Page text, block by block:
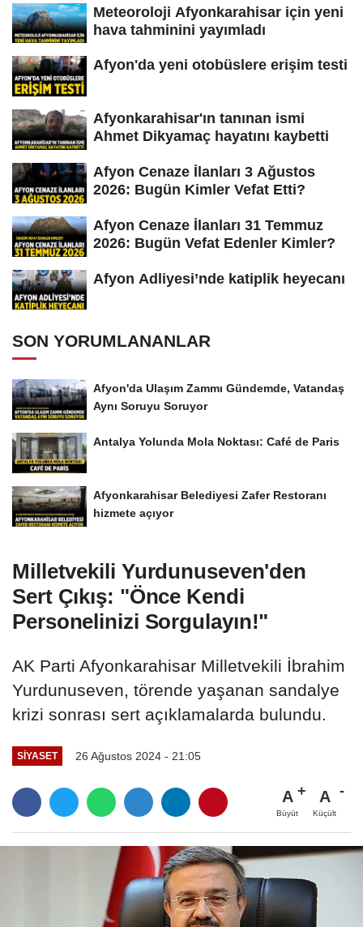
Meteoroloji Afyonkarahisar için yeni
hava tahminini yayımladı
Afyon'da yeni otobüslere erişim testi
Afyonkarahisar'ın tanınan ismi
Ahmet Dikyamaç hayatını kaybetti
Afyon Cenaze İlanları 3 Ağustos
2026: Bugün Kimler Vefat Etti?
Afyon Cenaze İlanları 31 Temmuz
2026: Bugün Vefat Edenler Kimler?
Afyon Adliyesi’nde katiplik heyecanı
SON YORUMLANANLAR
Afyon'da Ulaşım Zammı Gündemde, Vatandaş
Aynı Soruyu Soruyor
Antalya Yolunda Mola Noktası: Café de Paris
Afyonkarahisar Belediyesi Zafer Restoranı
hizmete açıyor
Milletvekili Yurdunuseven'den
Sert Çıkış: "Önce Kendi
Personelinizi Sorgulayın!"
AK Parti Afyonkarahisar Milletvekili İbrahim
Yurdunuseven, törende yaşanan sandalye
krizi sonrası sert açıklamalarda bulundu.
SIYASET 26 Ağustos 2024 - 21:05
A
Büyüt
A
Küçült